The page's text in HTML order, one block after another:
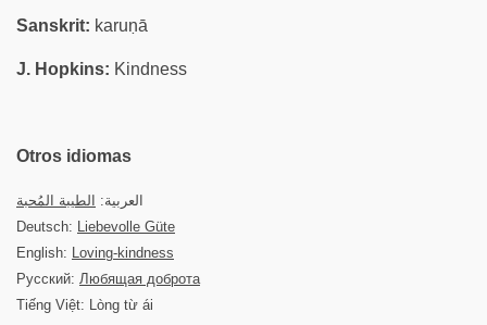
Sanskrit: karuṇā
J. Hopkins: Kindness
Otros idiomas
العربية:
الطيبة المُحبة
Deutsch: Liebevolle Güte
English: Loving-kindness
Русский: Любящая доброта
Tiếng Việt: Lòng từ ái